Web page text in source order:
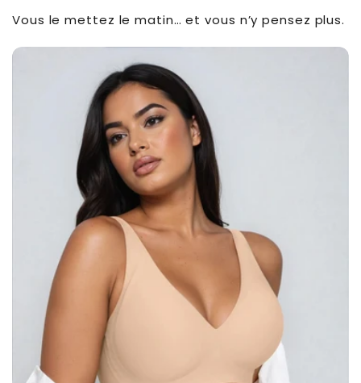
Vous le mettez le matin… et vous n’y pensez plus.